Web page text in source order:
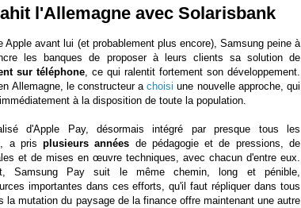
l'Allemagne avec Solarisbank
Apple avant lui (et probablement plus encore), Samsung peine à
les banques de proposer à leurs clients sa solution de
sur téléphone, ce qui ralentit fortement son développement.
Allemagne, le constructeur achoisi une nouvelle approche, qui
à la disposition de toute la population.
d'Apple Pay, désormais intégré par presque tous les
a prisplusieurs années de pédagogie et de pressions, de
et de mises en œuvre techniques, avec chacun d'entre eux.
Samsung Pay suit le même chemin, long et pénible,
importantes dans ces efforts, qu'il faut répliquer dans tous
la mutation du paysage de la finance offre maintenant une autre